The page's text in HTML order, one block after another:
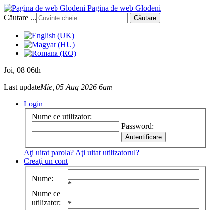
Pagina de web Glodeni
Căutare ...
Căutare
Joi, 08 06th
Last updateMie, 05 Aug 2026 6am
Login
Nume de utilizator:
Password:
Aţi uitat parola? Aţi uitat utilizatorul?
Creaţi un cont
Nume:
*
Nume de
utilizator:
*